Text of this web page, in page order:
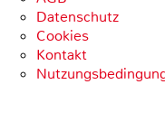
Datenschutz
Cookies
Kontakt